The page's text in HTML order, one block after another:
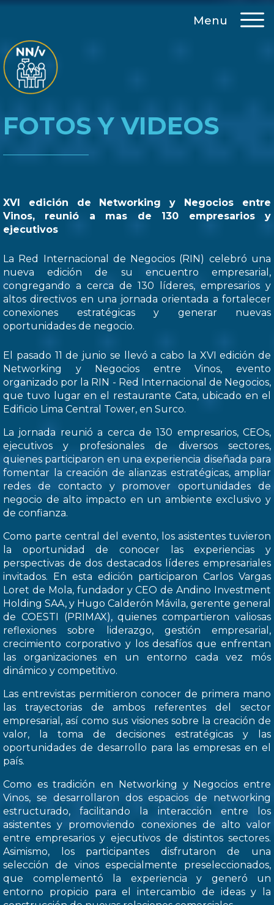
Menu
FOTOS Y VIDEOS
XVI edición de Networking y Negocios entre
Vinos, reunió a mas de 130 empresarios y
ejecutivos
La Red Internacional de Negocios (RIN) celebró una
nueva edición de su encuentro empresarial,
congregando a cerca de 130 líderes, empresarios y
altos directivos en una jornada orientada a fortalecer
conexiones estratégicas y generar nuevas
oportunidades de negocio.
El pasado 11 de junio se llevó a cabo la XVI edición de
Networking y Negocios entre Vinos, evento
organizado por la RIN - Red Internacional de Negocios,
que tuvo lugar en el restaurante Cata, ubicado en el
Edificio Lima Central Tower, en Surco.
La jornada reunió a cerca de 130 empresarios, CEOs,
ejecutivos y profesionales de diversos sectores,
quienes participaron en una experiencia diseñada para
fomentar la creación de alianzas estratégicas, ampliar
redes de contacto y promover oportunidades de
negocio de alto impacto en un ambiente exclusivo y
de confianza.
Como parte central del evento, los asistentes tuvieron
la oportunidad de conocer las experiencias y
perspectivas de dos destacados líderes empresariales
invitados. En esta edición participaron Carlos Vargas
Loret de Mola, fundador y CEO de Andino Investment
Holding SAA, y Hugo Calderón Mávila, gerente general
de COESTI (PRIMAX), quienes compartieron valiosas
reflexiones sobre liderazgo, gestión empresarial,
crecimiento corporativo y los desafíos que enfrentan
las organizaciones en un entorno cada vez mós
dinámico y competitivo.
Las entrevistas permitieron conocer de primera mano
las trayectorias de ambos referentes del sector
empresarial, así como sus visiones sobre la creación de
valor, la toma de decisiones estratégicas y las
oportunidades de desarrollo para las empresas en el
país.
Como es tradición en Networking y Negocios entre
Vinos, se desarrollaron dos espacios de networking
estructurado, facilitando la interacción entre los
asistentes y promoviendo conexiones de alto valor
entre empresarios y ejecutivos de distintos sectores.
Asimismo, los participantes disfrutaron de una
selección de vinos especialmente preseleccionados,
que complementó la experiencia y generó un
entorno propicio para el intercambio de ideas y la